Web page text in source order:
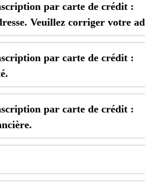
par carte de crédit :
. Veuillez corriger votre
par carte de crédit :
é.
par carte de crédit :
ère.